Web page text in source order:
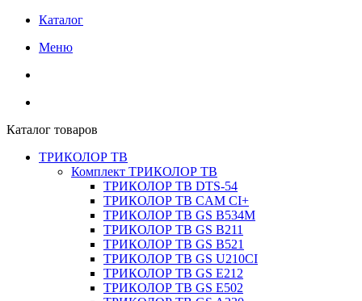
Каталог
Меню
Каталог товаров
ТРИКОЛОР ТВ
Комплект ТРИКОЛОР ТВ
ТРИКОЛОР ТВ DTS-54
ТРИКОЛОР ТВ CAM CI+
ТРИКОЛОР ТВ GS B534M
ТРИКОЛОР ТВ GS B211
ТРИКОЛОР ТВ GS B521
ТРИКОЛОР ТВ GS U210CI
ТРИКОЛОР ТВ GS E212
ТРИКОЛОР ТВ GS E502